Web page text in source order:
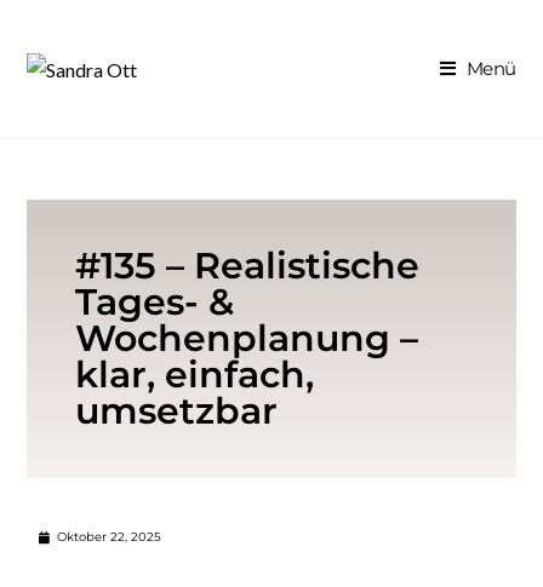
Menü
#135 – Realistische
Tages- &
Wochenplanung –
klar, einfach,
umsetzbar
Oktober 22, 2025